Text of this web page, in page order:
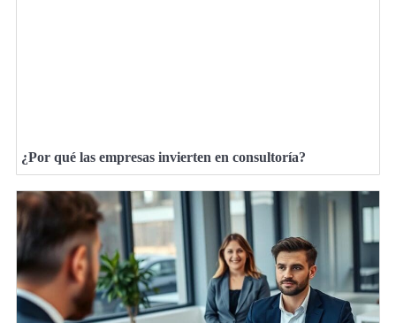
¿Por qué las empresas invierten en consultoría?